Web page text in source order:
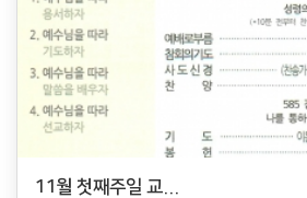
11월 첫째주일 교...